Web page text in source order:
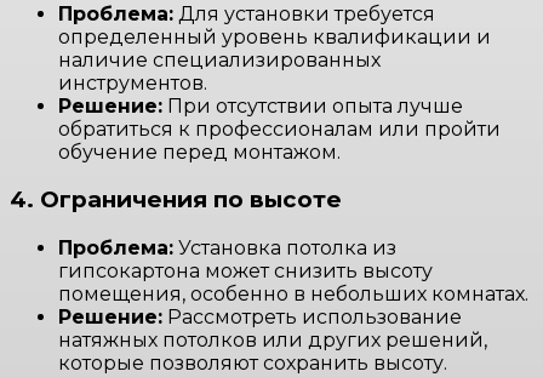
Проблема: Для установки требуется
определенный уровень квалификации и
наличие специализированных
инструментов.
Решение: При отсутствии опыта лучше
обратиться к профессионалам или пройти
обучение перед монтажом.
4. Ограничения по высоте
Проблема: Установка потолка из
гипсокартона может снизить высоту
помещения, особенно в небольших комнатах.
Решение: Рассмотреть использование
натяжных потолков или других решений,
которые позволяют сохранить высоту.